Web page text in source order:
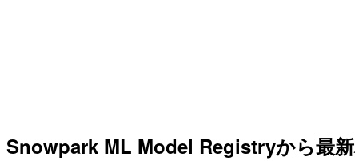
Snowpark ML Model Registryから最